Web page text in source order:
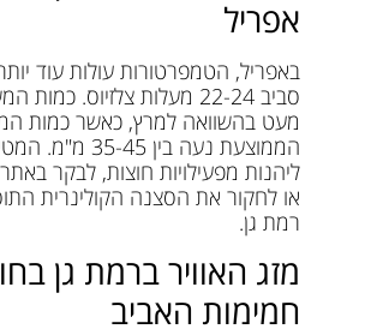
אפריל
באפריל, הטמפרטורות עולות עוד
סביב 22-24 מעלות צלזיוס.
מעט בהשוואה למרץ, כאשר כמות
הממוצעת נעה בין
ליהנות מפעילויות חוצות, לבקר
או לחקור את הסצנה הקולינרית
רמת גן.
מזג האוויר ברמת גן
חמימות האביב